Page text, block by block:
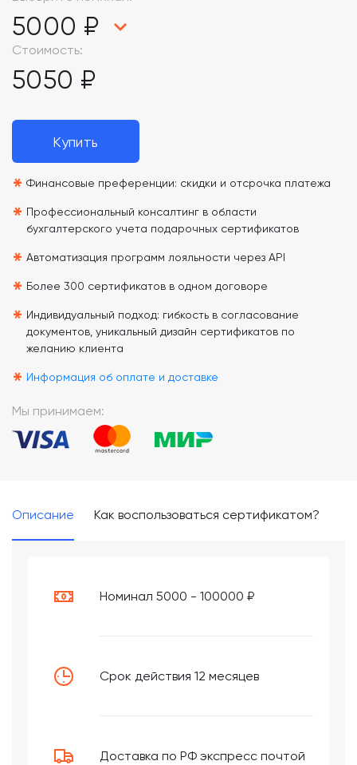
5000 ₽
Стоимость:
5050 ₽
Купить
* Финансовые преференции: скидки и отсрочка платежа
* Профессиональный консалтинг в области
бухгалтерского учета подарочных сертификатов
* Автоматизация программ лояльности через API
* Более 300 сертификатов в одном договоре
* Индивидуальный подход: гибкость в согласование
документов, уникальный дизайн сертификатов по
желанию клиента
* Информация об оплате и доставке
Мы принимаем:
Описание Как воспользоваться сертификатом?
Номинал 5000 - 100000 ₽
Срок действия 12 месяцев
Доставка по РФ экспресс почтой